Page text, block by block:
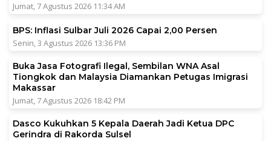
Jumat, 7 Agustus 2026 11:34 AM
BPS: Inflasi Sulbar Juli 2026 Capai 2,00 Persen
Senin, 3 Agustus 2026 13:36 PM
Buka Jasa Fotografi Ilegal, Sembilan WNA Asal
Tiongkok dan Malaysia Diamankan Petugas Imigrasi
Makassar
Jumat, 7 Agustus 2026 18:42 PM
Dasco Kukuhkan 5 Kepala Daerah Jadi Ketua DPC
Gerindra di Rakorda Sulsel